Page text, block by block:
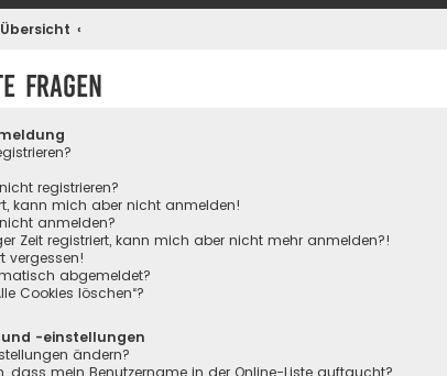
Fragen
registrieren?
kann mich aber nicht anmelden!
anmelden?
Zeit registriert, kann mich aber nicht mehr anmelden?!
vergessen!
abgemeldet?
Cookies löschen“?
-einstellungen
ändern?